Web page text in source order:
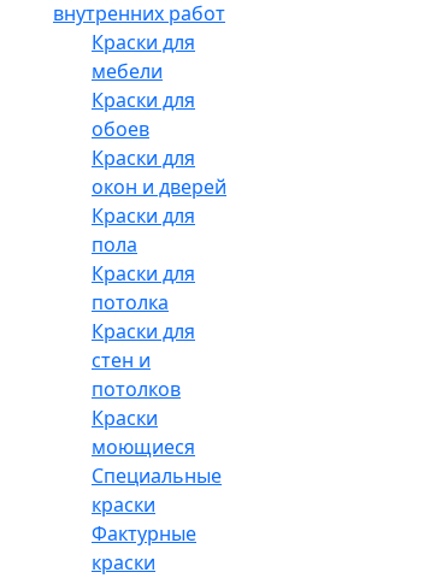
внутренних работ
Краски для
мебели
Краски для
обоев
Краски для
окон и дверей
Краски для
пола
Краски для
потолка
Краски для
стен и
потолков
Краски
моющиеся
Специальные
краски
Фактурные
краски